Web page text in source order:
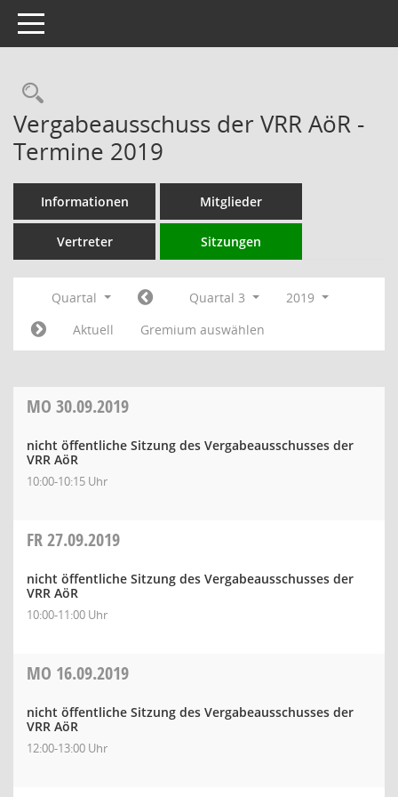
Toggle navigation
Rechercheauswahl
Vergabeausschuss der VRR AöR -
Termine 2019
Informationen Mitglieder
Vertreter Sitzungen
Quartal Quartal 3
2019
Aktuell
Gremium auswählen
MO 30.09.2019
nicht öffentliche Sitzung des Vergabeausschusses der
VRR AöR
10:00-10:15 Uhr
FR27.09.2019
nicht öffentliche Sitzung des Vergabeausschusses der
VRR AöR
10:00-11:00 Uhr
MO 16.09.2019
nicht öffentliche Sitzung des Vergabeausschusses der
VRR AöR
12:00-13:00 Uhr